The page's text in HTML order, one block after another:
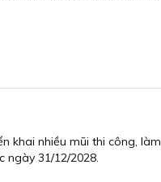
khai nhiều mũi thi công, làm
ngày 31/12/2028.